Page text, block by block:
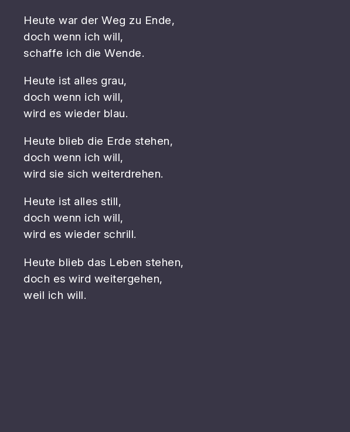
Heute war der Weg zu Ende,
doch wenn ich will,
schaffe ich die Wende.
Heute ist alles grau,
doch wenn ich will,
wird es wieder blau.
Heute blieb die Erde stehen,
doch wenn ich will,
wird sie sich weiterdrehen.
Heute ist alles still,
doch wenn ich will,
wird es wieder schrill.
Heute blieb das Leben stehen,
doch es wird weitergehen,
weil ich will.